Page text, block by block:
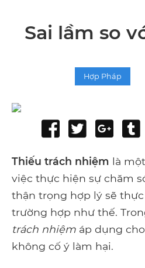
Sai lầm so
Hợp Pháp
Share
Facebook
Tweet
Share
Thiếu trách nhiệm là
việc thực hiện sự chăm
thận trọng hợp lý sẽ
trường hợp như thế.
trách nhiệm áp dụng
không cố ý làm hại.